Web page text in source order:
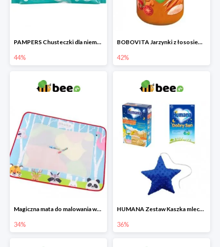
PAMPERS Chusteczki dla niemowląt Sensitive
44%
BOBOVITA Jarzynki z łososiem w pomidorach
42%
Magiczna mata do malowania wodą
34%
HUMANA Zestaw Kaszka mleczna + Mleko następne po 6. miesiącu + poduszka Gratis
36%